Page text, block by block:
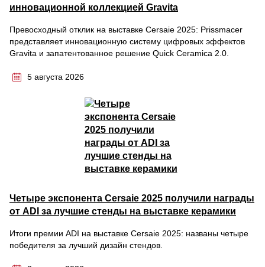
инновационной коллекцией Gravita
Превосходный отклик на выставке Cersaie 2025: Prissmacer
представляет инновационную систему цифровых эффектов
Gravita и запатентованное решение Quick Ceramica 2.0.
5 августа 2026
Четыре экспонента Cersaie 2025 получили награды
от ADI за лучшие стенды на выставке керамики
Итоги премии ADI на выставке Cersaie 2025: названы четыре
победителя за лучший дизайн стендов.